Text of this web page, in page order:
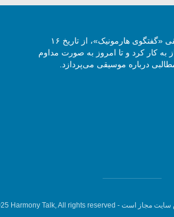
مجله آنلاین موسیقی «گفتگوی هارمونیک»، از تاریخ ۱۶
۱۳۸۳ آغاز به کار کرد و تا امروز به صورت مداوم
درباره موسیقی می‌پردازد.
سایت مجاز است - Harmony Talk, All rights reserved.